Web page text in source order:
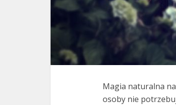
Magia naturalna
osoby nie